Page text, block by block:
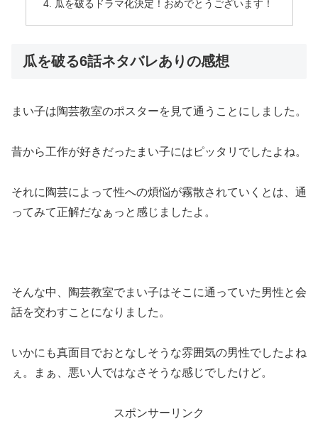
瓜を破るドラマ化決定！おめでとうございます！
瓜を破る6話ネタバレありの感想
まい子は陶芸教室のポスターを見て通うことにしました。
昔から工作が好きだったまい子にはピッタリでしたよね。
それに陶芸によって性への煩悩が霧散されていくとは、通
ってみて正解だなぁっと感じましたよ。
そんな中、陶芸教室でまい子はそこに通っていた男性と会
話を交わすことになりました。
いかにも真面目でおとなしそうな雰囲気の男性でしたよね
ぇ。まぁ、悪い人ではなさそうな感じでしたけど。
スポンサーリンク